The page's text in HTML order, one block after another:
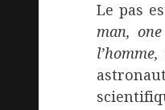
Le pas
man,